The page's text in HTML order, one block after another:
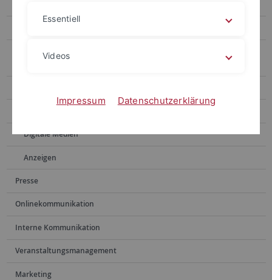
Anträge, erweiterte Geschäftsausstattung, Konferenz- und
Digitale Medien
Anzeigen
Presse
Onlinekommunikation
Interne Kommunikation
Veranstaltungsmanagement
Marketing
Essentiell
Videos
Impressum Datenschutzerklärung